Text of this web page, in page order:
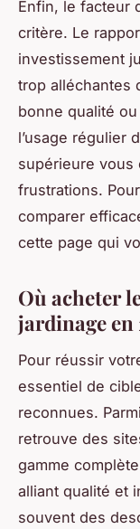
Enfin, le facteur
critère. Le
investissement
trop alléchantes
bonne qualité
l’usage régulier
supérieure vous
frustrations.
comparer
cette page qui
Où acheter
jardinage en
Pour réussir
essentiel de
reconnues.
retrouve des
gamme
alliant qualité et
souvent des